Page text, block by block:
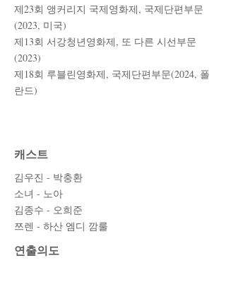
​제23회 앵커리지 국제영화제, 국제단편부문
(2023, 미국)
제13회 서강청년영화제, 또 다른 시선부문
(2023)
제18회 루블린영화제, 국제단편부문(2024, 폴
란드)
캐스트
김우진 - 박충환
소녀 - 노아
김종수 - 오희준
쯔렌 - 하산 엠디 깜룰
​연출의도